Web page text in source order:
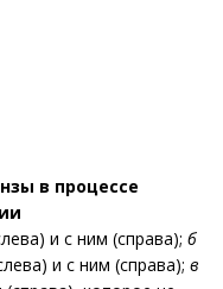
в процессе
и с ним (справа); б
и с ним (справа); в